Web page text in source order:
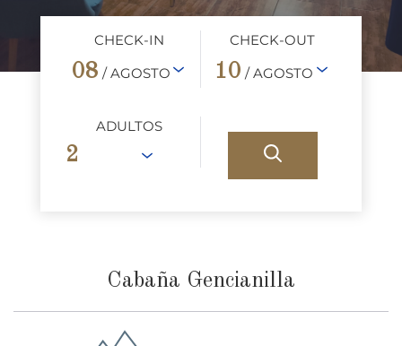
CHECK-IN
08 / AGOSTO
CHECK-OUT
10 / AGOSTO
ADULTOS
Cabaña Gencianilla